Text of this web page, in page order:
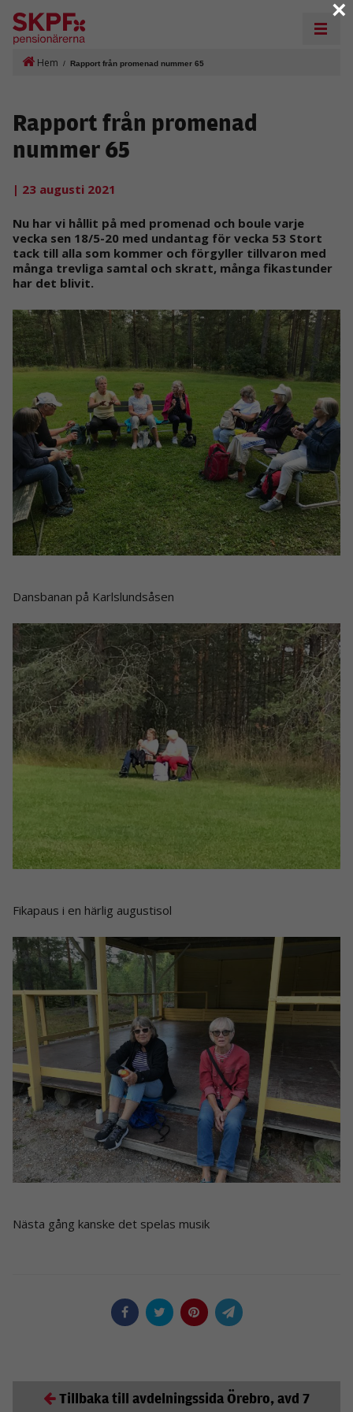
Hem / Rapport från promenad nummer 65
Tillbaka till avdelningssida Örebro, avd 7
Rapport från promenad
nummer 65
| 23 augusti 2021
Nu har vi hållit på med promenad och boule varje
vecka sen 18/5-20 med undantag för vecka 53 Stort
tack till alla som kommer och förgyller tillvaron med
många trevliga samtal och skratt, många fikastunder
har det blivit.
Dansbanan på Karlslundsåsen
Fikapaus i en härlig augustisol
Nästa gång kanske det spelas musik
×